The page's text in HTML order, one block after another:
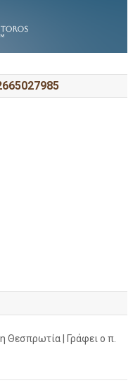
| Γράφει ο π.